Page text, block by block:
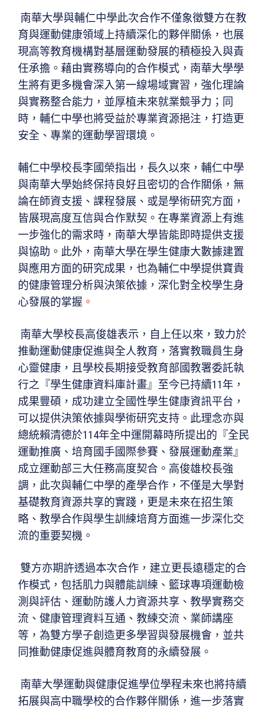
南華大學與輔仁中學此次合作不僅象徵雙方在教
育與運動健康領域上持續深化的夥伴關係，也展
現高等教育機構對基層運動發展的積極投入與責
任承擔。藉由實務導向的合作模式，南華大學學
生將有更多機會深入第一線場域實習，強化理論
與實務整合能力，並厚植未來就業競爭力；同
時，輔仁中學也將受益於專業資源挹注，打造更
安全、專業的運動學習環境。
輔仁中學校長李國榮指出，長久以來，輔仁中學
與南華大學始終保持良好且密切的合作關係，無
論在師資支援、課程發展、或是學術研究方面，
皆展現高度互信與合作默契。在專業資源上有進
一步強化的需求時，南華大學皆能即時提供支援
與協助。此外，南華大學在學生健康大數據建置
與應用方面的研究成果，也為輔仁中學提供寶貴
的健康管理分析與決策依據，深化對全校學生身
心發展的掌握 。
南華大學校長高俊雄表示，自上任以來，致力於
推動運動健康促進與全人教育，落實教職員生身
心靈健康，且學校長期接受教育部國教署委託執
行之『學生健康資料庫計畫』至今已持續11年，
成果豐碩，成功建立全國性學生健康資訊平台，
可以提供決策依據與學術研究支持。此理念亦與
總統賴清德於114年全中運開幕時所提出的『全民
運動推廣、培育國手國際參賽、發展運動產業』
成立運動部三大任務高度契合。高俊雄校長強
調，此次與輔仁中學的產學合作，不僅是大學對
基礎教育資源共享的實踐，更是未來在招生策
略、教學合作與學生訓練培育方面進一步深化交
流的重要契機。
雙方亦期許透過本次合作，建立更長遠穩定的合
作模式，包括肌力與體能訓練、籃球專項運動檢
測與評估、運動防護人力資源共享、教學實務交
流、健康管理資料互通、教練交流、業師講座
等，為雙方學子創造更多學習與發展機會，並共
同推動健康促進與體育教育的永續發展。
南華大學運動與健康促進學位學程未來也將持續
拓展與高中職學校的合作夥伴關係，進一步落實